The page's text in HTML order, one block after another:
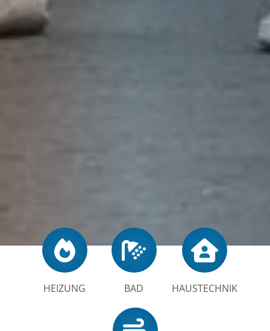
HEIZUNG BAD HAUSTECHNIK